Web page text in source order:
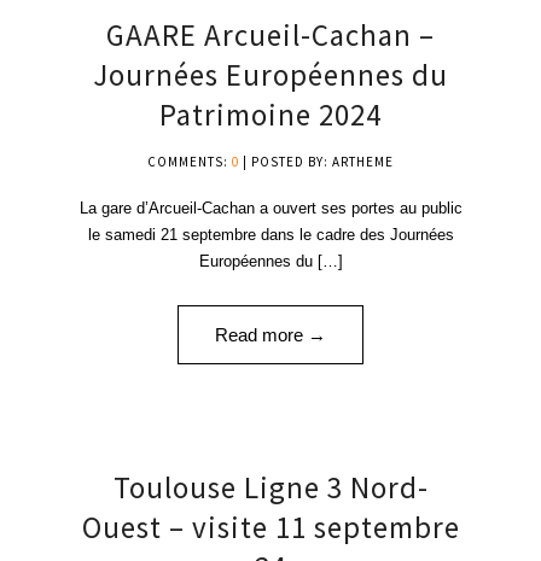
21
GAARE Arcueil-Cachan –
Journées Européennes du
Patrimoine 2024
COMMENTS: 0 | POSTED BY: ARTHEME
La gare d’Arcueil-Cachan a ouvert ses portes au public
le samedi 21 septembre dans le cadre des Journées
Européennes du […]
Read more →
Toulouse Ligne 3 Nord-
Ouest – visite 11 septembre